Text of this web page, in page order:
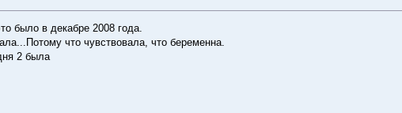
было в декабре 2008 года.
что чувствовала, что беременна.
2 была